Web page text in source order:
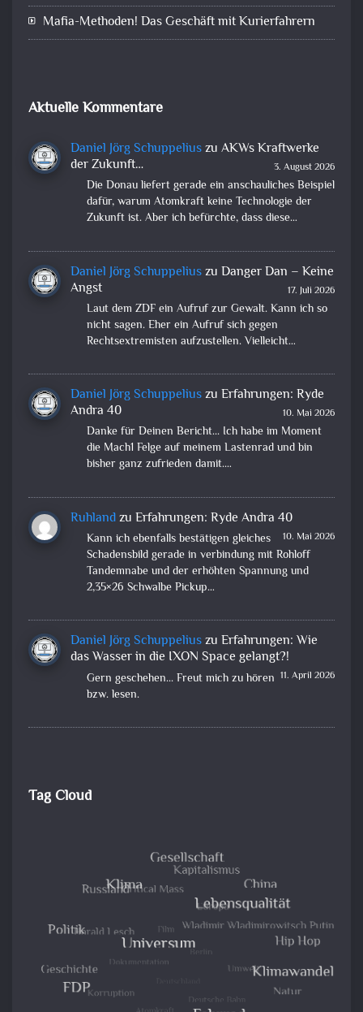
Mafia-Methoden! Das Geschäft mit Kurierfahrern
Aktuelle Kommentare
Daniel Jörg Schuppeliuszu AKWs Kraftwerke
der Zukunft…
3. August 2026
Die Donau liefert gerade ein anschauliches Beispiel
dafür, warum Atomkraft keine Technologie der
Zukunft ist. Aber ich befürchte, dass diese…
Daniel Jörg Schuppeliuszu Danger Dan – Keine
Angst
17. Juli 2026
Laut dem ZDF ein Aufruf zur Gewalt. Kann ich so
nicht sagen. Eher ein Aufruf sich gegen
Rechtsextremisten aufzustellen. Vielleicht…
Daniel Jörg Schuppeliuszu Erfahrungen: Ryde
Andra 40
10. Mai 2026
Danke für Deinen Bericht... Ich habe im Moment
die Mach1 Felge auf meinem Lastenrad und bin
bisher ganz zufrieden damit.…
Ruhlandzu Erfahrungen: Ryde Andra 40
10. Mai 2026
Kann ich ebenfalls bestätigen gleiches
Schadensbild gerade in verbindung mit Rohloff
Tandemnabe und der erhöhten Spannung und
2,35×26 Schwalbe Pickup…
Daniel Jörg Schuppeliuszu Erfahrungen: Wie
das Wasser in die IXON Space gelangt?!
11. April 2026
Gern geschehen... Freut mich zu hören
bzw. lesen.
Tag Cloud